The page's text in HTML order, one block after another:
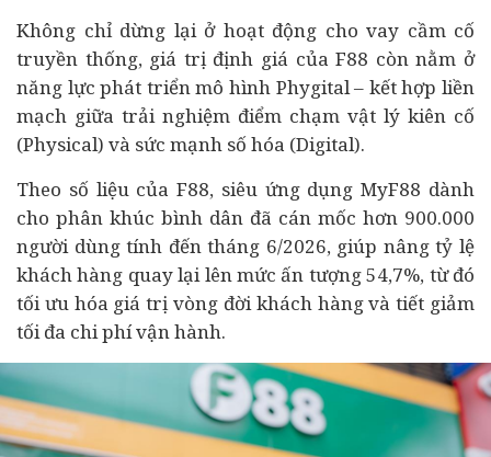
Không chỉ dừng lại ở hoạt động cho vay cầm cố
truyền thống, giá trị định giá của F88 còn nằm ở
năng lực phát triển mô hình Phygital – kết hợp liền
mạch giữa trải nghiệm điểm chạm vật lý kiên cố
(Physical) và sức mạnh số hóa (Digital).
Theo số liệu của F88, siêu ứng dụng MyF88 dành
cho phân khúc bình dân đã cán mốc hơn 900.000
người dùng tính đến tháng 6/2026, giúp nâng tỷ lệ
khách hàng quay lại lên mức ấn tượng 54,7%, từ đó
tối ưu hóa giá trị vòng đời khách hàng và tiết giảm
tối đa chi phí vận hành.